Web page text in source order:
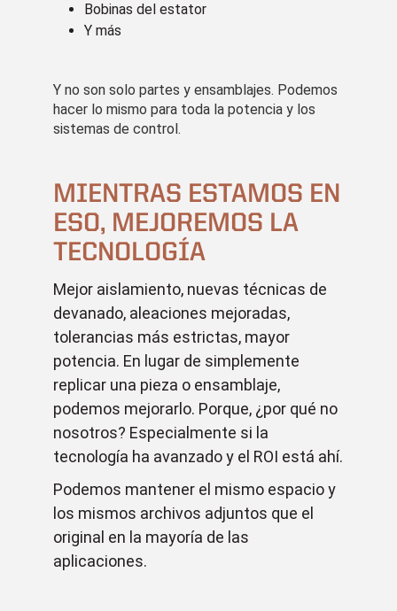
Bobinas del estator
Y más
Y no son solo partes y ensamblajes. Podemos
hacer lo mismo para toda la potencia y los
sistemas de control.
MIENTRAS ESTAMOS EN
ESO, MEJOREMOS LA
TECNOLOGÍA
Mejor aislamiento, nuevas técnicas de
devanado, aleaciones mejoradas,
tolerancias más estrictas, mayor
potencia. En lugar de simplemente
replicar una pieza o ensamblaje,
podemos mejorarlo. Porque, ¿por qué no
nosotros? Especialmente si la
tecnología ha avanzado y el ROI está ahí.
Podemos mantener el mismo espacio y
los mismos archivos adjuntos que el
original en la mayoría de las
aplicaciones.